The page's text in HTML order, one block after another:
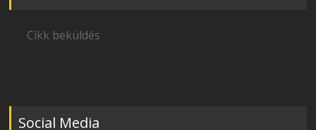
Cikk beküldés
Social Media